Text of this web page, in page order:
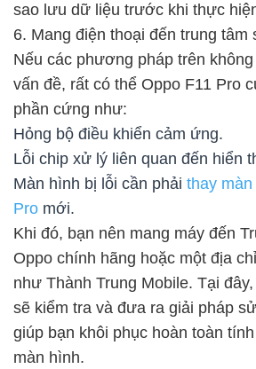
sao lưu dữ liệu trước khi thực
6. Mang điện thoại đến trung
Nếu các phương pháp trên
vấn đề, rất có thể Oppo F11 Pro
phần cứng như:
Hỏng bộ điều khiển cảm ứng.
Lỗi chip xử lý liên quan đến hiển
Màn hình bị lỗi cần phải thay
Pro mới.
Khi đó, bạn nên mang máy đến
Oppo chính hãng hoặc một địa
như Thành Trung Mobile. Tại
sẽ kiểm tra và đưa ra giải pháp
giúp bạn khôi phục hoàn toàn
màn hình.